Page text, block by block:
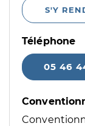
S'Y
Téléphone
05 46